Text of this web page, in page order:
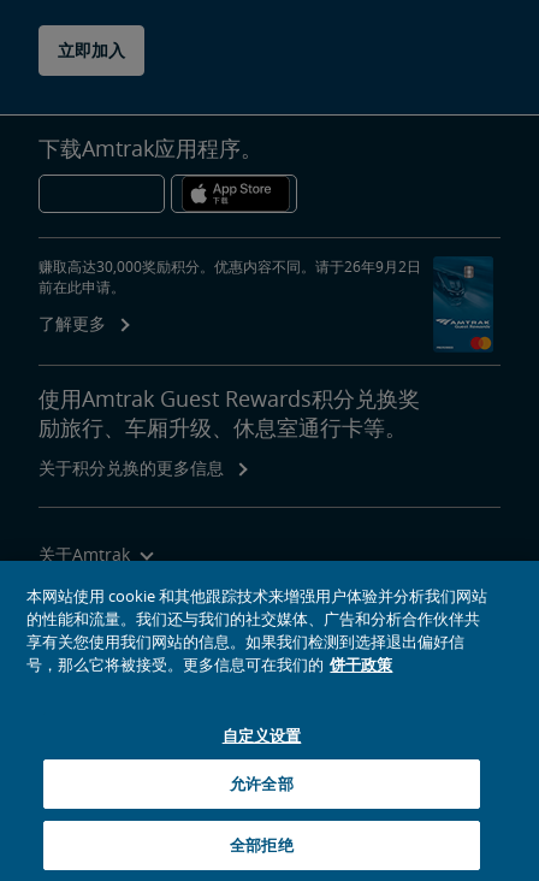
立即加入
下载Amtrak应用程序。
赚取高达30,000奖励积分。优惠内容不同。请于26年9月2日
前在此申请。
了解更多
使用Amtrak Guest Rewards积分兑换奖
励旅行、车厢升级、休息室通行卡等。
关于积分兑换的更多信息
关于Amtrak
乘坐Amtrak列车旅行
网站工具
Amtrak的Facebook主页将在新窗口中打开
Amtrak的Twitter主页将在新窗口中打开
Amtrak的Instagram主页将在新窗口中打开
Amtrak的Linkedin主页将在新窗口中打开
Amtrak的YouTube主页将在新窗口中打开
Pinterest将在新窗口中打开
© 2026National Railroad Passenger Corporation
本网站使用 cookie 和其他跟踪技术来增强用户体验并分析我们网站
的性能和流量。我们还与我们的社交媒体、广告和分析合作伙伴共
享有关您使用我们网站的信息。如果我们检测到选择退出偏好信
号，那么它将被接受。更多信息可在我们的 饼干政策
自定义设置
全部拒绝
允许全部